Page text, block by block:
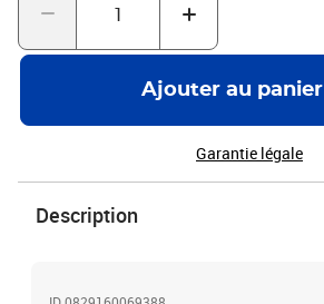
Ajouter au panier
Garantie légale
Description